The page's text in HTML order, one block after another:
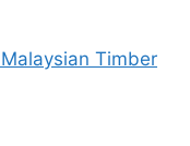
Timber